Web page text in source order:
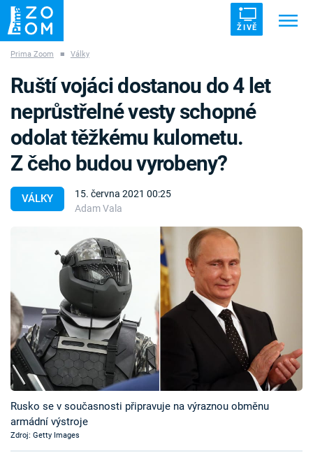
ŽIVĚ
ZÁHADY VETŘELCI DÁVNOVĚKU
Témata
Pořady
TV Program
Časopis
Sledujte prima+
Přihlášení
Prima Zoom ■ Války
VÁLKY
15. června 2021 00:25
Adam Vala
Ruští vojáci dostanou do 4 let
neprůstřelné vesty schopné
odolat těžkému kulometu.
Z čeho budou vyrobeny?
Rusko se v současnosti připravuje na výraznou obměnu
armádní výstroje
Zdroj: Getty Images